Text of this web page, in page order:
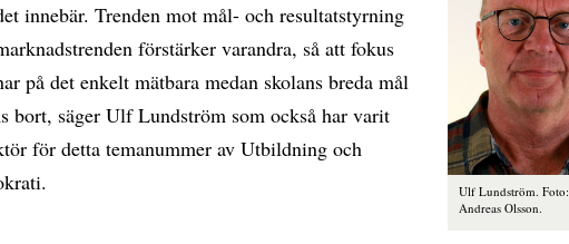
Ulf Lundström. Foto:
Andreas Olsson.
innebär. Trenden mot mål- och resultatstyrning
förstärker varandra, så att fokus
på det enkelt mätbara medan skolans breda mål
bort, säger Ulf Lundström som också har varit
för detta temanummer av Utbildning och